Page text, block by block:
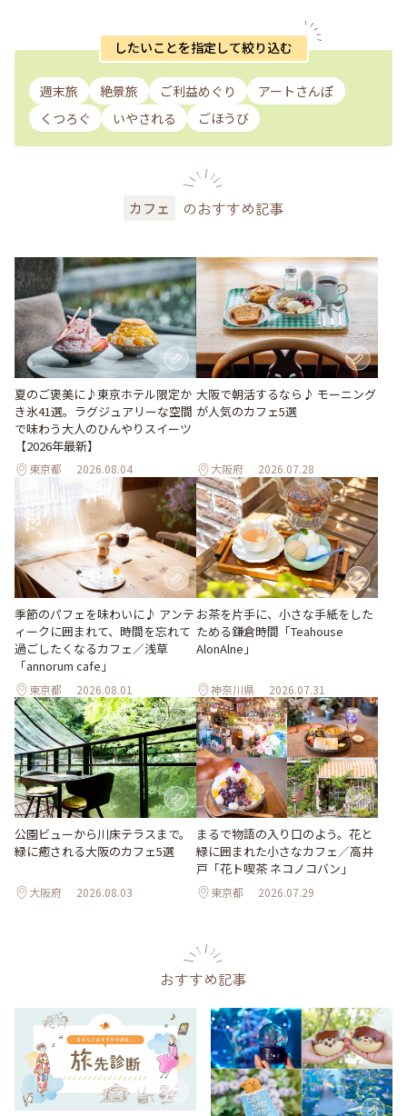
したいことを指定して絞り込む
週末旅 絶景旅 ご利益めぐり
アートさんぽ
くつろぐ
いやされる ごほうび
カフェ のおすすめ記事
夏のご褒美に♪東京ホテル限定か
き氷41選。ラグジュアリーな空間
で味わう大人のひんやりスイーツ
【2026年最新】
東京都 2026.08.04
大阪で朝活するなら♪ モーニング
が人気のカフェ5選
大阪府 2026.07.28
季節のパフェを味わいに♪ アンテ
ィークに囲まれて、時間を忘れて
過ごしたくなるカフェ／浅草
「annorum cafe」
東京都 2026.08.01
お茶を片手に、小さな手紙をした
ためる鎌倉時間「Teahouse
AlonAlne」
神奈川県 2026.07.31
公園ビューから川床テラスまで。
緑に癒される大阪のカフェ5選
大阪府 2026.08.03
まるで物語の入り口のよう。花と
緑に囲まれた小さなカフェ／高井
戸「花ト喫茶 ネコノコバン」
東京都 2026.07.29
おすすめ記事